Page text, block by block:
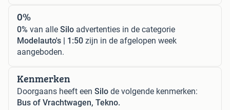
0%
0% van alle Silo advertenties in de categorie
Modelauto's | 1:50 zijn in de afgelopen week
aangeboden.
Kenmerken
Doorgaans heeft een Silo de volgende kenmerken:
Bus of Vrachtwagen, Tekno.